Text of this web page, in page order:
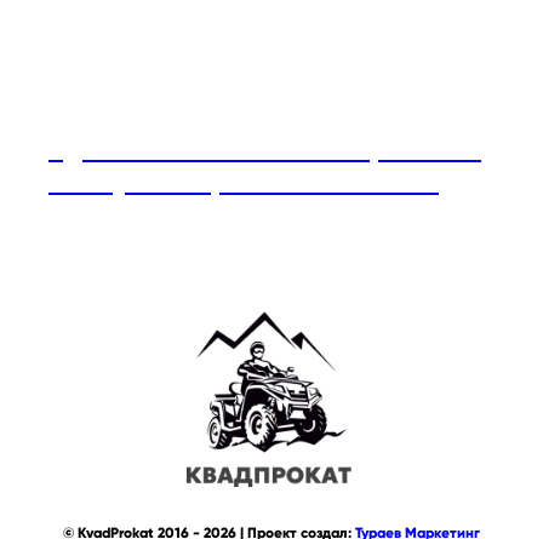
© KvadProkat 2016 - 2026 | Проект создал: Тураев Маркетинг